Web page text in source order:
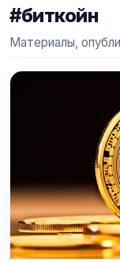
#биткойн
Материалы,